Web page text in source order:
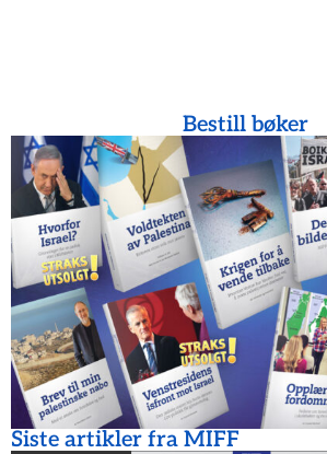
Bestill bøker
Siste artikler fra MIFF